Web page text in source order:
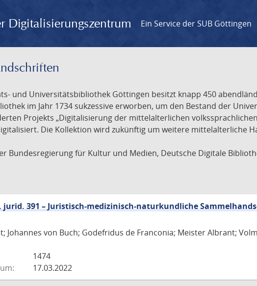
Digitalisierungszentrum Ein Service der SUB Göttingen
und Universitätsbibliothek Göttingen besitzt knapp 450
im Jahr 1734 sukzessive erworben, um den Bestand der
Projekts „Digitalisierung der mittelalterlichen
Die Kollektion wird zukünftig um weitere mittelalterliche
Bundesregierung für Kultur und Medien, Deutsche Digitale
jurid. 391 – Juristisch-medizinisch-naturkundliche
Johannes von Buch; Godefridus de Franconia; Meister Albrant;
1474
17.03.2022